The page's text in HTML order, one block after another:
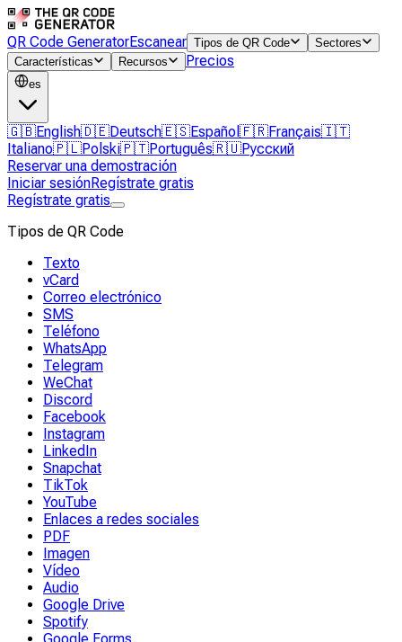
QR Code GeneratorEscanear Tipos de QR Code
Sectores
Características
Recursos Precios
es
🇬🇧English🇩🇪Deutsch🇪🇸Español 🇫🇷Français🇮🇹
Italiano🇵🇱Polski🇵🇹Português🇷🇺Русский
Reservar una demostración
Iniciar sesiónRegístrate gratis
Regístrate gratis
Tipos de QR Code
Texto
vCard
Correo electrónico
SMS
Teléfono
WhatsApp
Telegram
WeChat
Discord
Facebook
Instagram
LinkedIn
Snapchat
TikTok
YouTube
Enlaces a redes sociales
PDF
Imagen
Vídeo
Audio
Google Drive
Spotify